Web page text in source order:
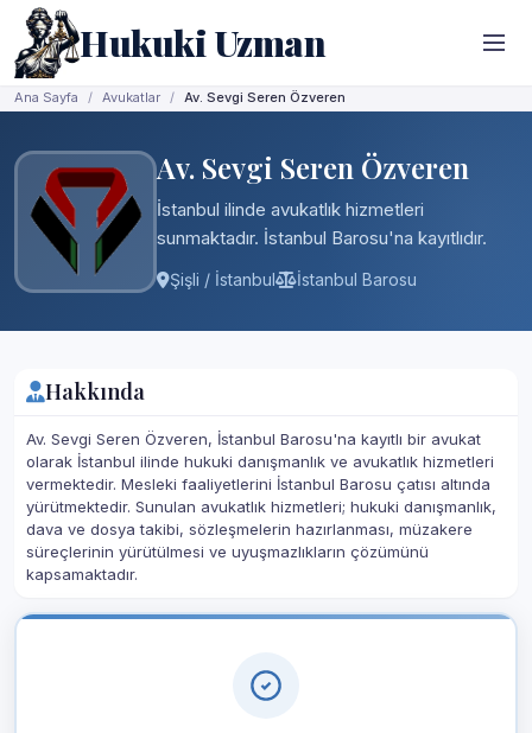
Hukuki Uzman
Ana Sayfa Avukatlar Av. Sevgi Seren Özveren
Av. Sevgi Seren Özveren
İstanbul ilinde avukatlık hizmetleri
sunmaktadır. İstanbul Barosu'na kayıtlıdır.
Şişli / İstanbul İstanbul Barosu
Hakkında
Av. Sevgi Seren Özveren, İstanbul Barosu'na kayıtlı bir avukat
olarak İstanbul ilinde hukuki danışmanlık ve avukatlık hizmetleri
vermektedir. Mesleki faaliyetlerini İstanbul Barosu çatısı altında
yürütmektedir. Sunulan avukatlık hizmetleri; hukuki danışmanlık,
dava ve dosya takibi, sözleşmelerin hazırlanması, müzakere
süreçlerinin yürütülmesi ve uyuşmazlıkların çözümünü
kapsamaktadır.